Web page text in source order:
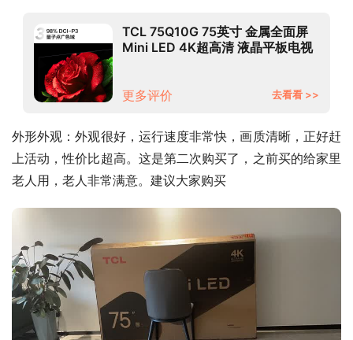
TCL 75Q10G 75英寸 金属全面屏
Mini LED 4K超高清 液晶平板电视
更多评价 去看看 >>
外形外观：外观很好，运行速度非常快，画质清晰，正好赶
上活动，性价比超高。这是第二次购买了，之前买的给家里
老人用，老人非常满意。建议大家购买